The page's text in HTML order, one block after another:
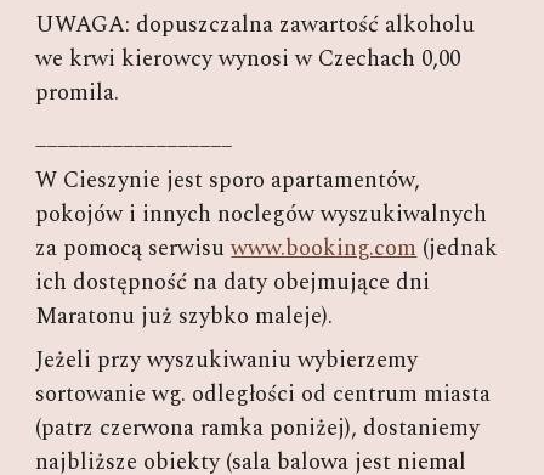
UWAGA: dopuszczalna zawartość alkoholu
we krwi kierowcy wynosi w Czechach 0,00
promila.
__________________
W Cieszynie jest sporo apartamentów,
pokojów i innych noclegów wyszukiwalnych
za pomocą serwisuwww.booking.com(jednak
ich dostępność na daty obejmujące dni
Maratonu już szybko maleje).
Jeżeli przy wyszukiwaniu wybierzemy
sortowanie wg. odległości od centrum miasta
(patrz czerwona ramka poniżej), dostaniemy
najbliższe obiekty (sala balowa jest niemal